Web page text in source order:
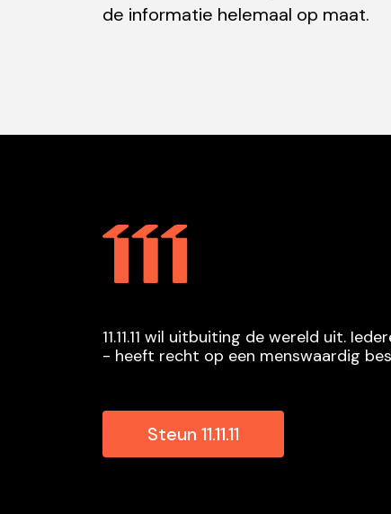
de informatie helemaal op maat.
11.11.11 wil uitbuiting de wereld uit.
- heeft recht op een menswaardig
Steun 11.11.11